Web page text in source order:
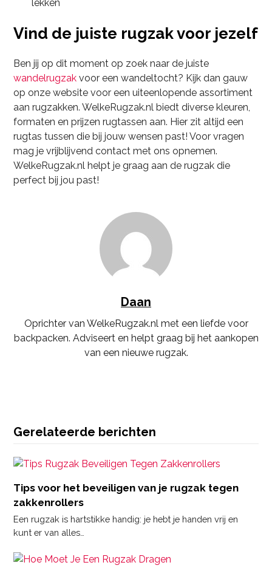
lekken
Vind de juiste rugzak voor jezelf
Ben jij op dit moment op zoek naar de juiste
wandelrugzak voor een wandeltocht? Kijk dan gauw
op onze website voor een uiteenlopende assortiment
aan rugzakken. WelkeRugzak.nl biedt diverse kleuren,
formaten en prijzen rugtassen aan. Hier zit altijd een
rugtas tussen die bij jouw wensen past! Voor vragen
mag je vrijblijvend contact met ons opnemen.
WelkeRugzak.nl helpt je graag aan de rugzak die
perfect bij jou past!
Daan
Oprichter van WelkeRugzak.nl met een liefde voor
backpacken. Adviseert en helpt graag bij het aankopen
van een nieuwe rugzak.
Gerelateerde berichten
Tips voor het beveiligen van je rugzak tegen
zakkenrollers
Een rugzak is hartstikke handig: je hebt je handen vrij en
kunt er van alles…